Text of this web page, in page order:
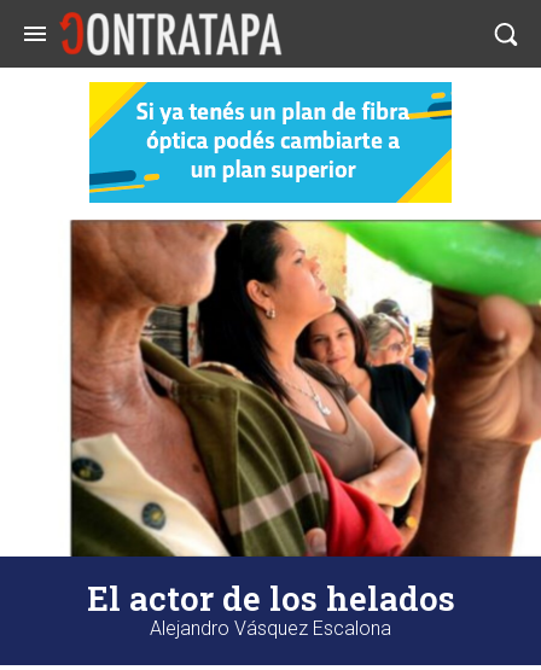
El actor de los helados
Alejandro Vásquez Escalona